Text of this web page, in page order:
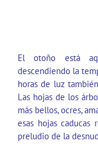
El otoño está
descendiendo la
horas de luz
Las hojas de los
más bellos, ocres,
esas hojas
preludio de la